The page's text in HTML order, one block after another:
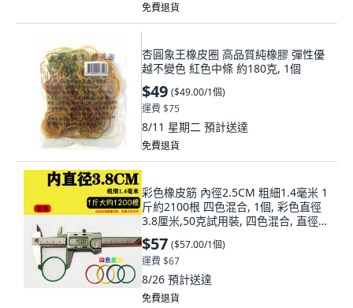
免費退貨
杏圓象王橡皮圈 高品質純橡膠 彈性優
越不變色 紅色中條 約180克, 1個
$49 ($49.00/1個)
運費 $75
8/11 星期二 預計送達
免費退貨
彩色橡皮筋 內徑2.5CM 粗細1.4毫米 1
斤約2100根 四色混合, 1個, 彩色直徑
3.8厘米,50克試用裝, 四色混合, 直徑
3.8厘米
$57 ($57.00/1個)
運費 $67
8/26 預計送達
免費退貨